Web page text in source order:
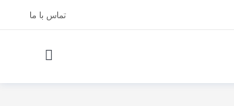
تماس با ما